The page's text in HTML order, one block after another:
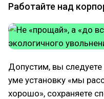
Работайте над
Допустим, вы
уме установку «мы
хорошо», сохраняете